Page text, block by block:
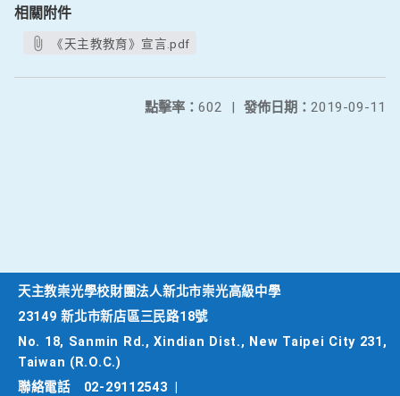
相關附件
《天主教教育》宣言.pdf
發佈日期： 2019-09-11
點擊率： 602 |
天主教崇光學校財團法人新北市崇光高級中學
23149 新北市新店區三民路18號
No. 18, Sanmin Rd., Xindian Dist., New Taipei City 231,
Taiwan (R.O.C.)
聯絡電話
02-29112543